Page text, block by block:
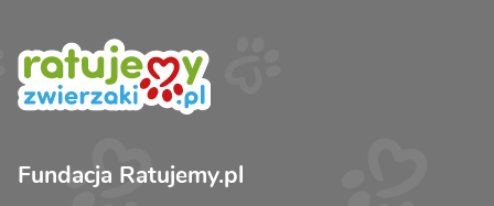
Fundacja Ratujemy.pl